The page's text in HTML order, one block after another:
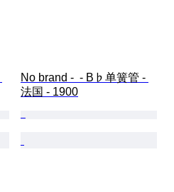
No brand -  - B♭单簧管 -
法国 - 1900